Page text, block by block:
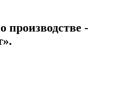
производстве -